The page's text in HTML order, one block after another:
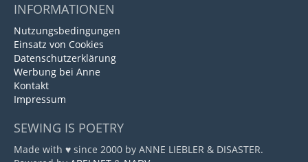
INFORMATIONEN
Nutzungsbedingungen
Einsatz von Cookies
Datenschutzerklärung
Werbung bei Anne
Kontakt
Impressum
SEWING IS POETRY
Made with ♥ since 2000 by ANNE LIEBLER & DISASTER.